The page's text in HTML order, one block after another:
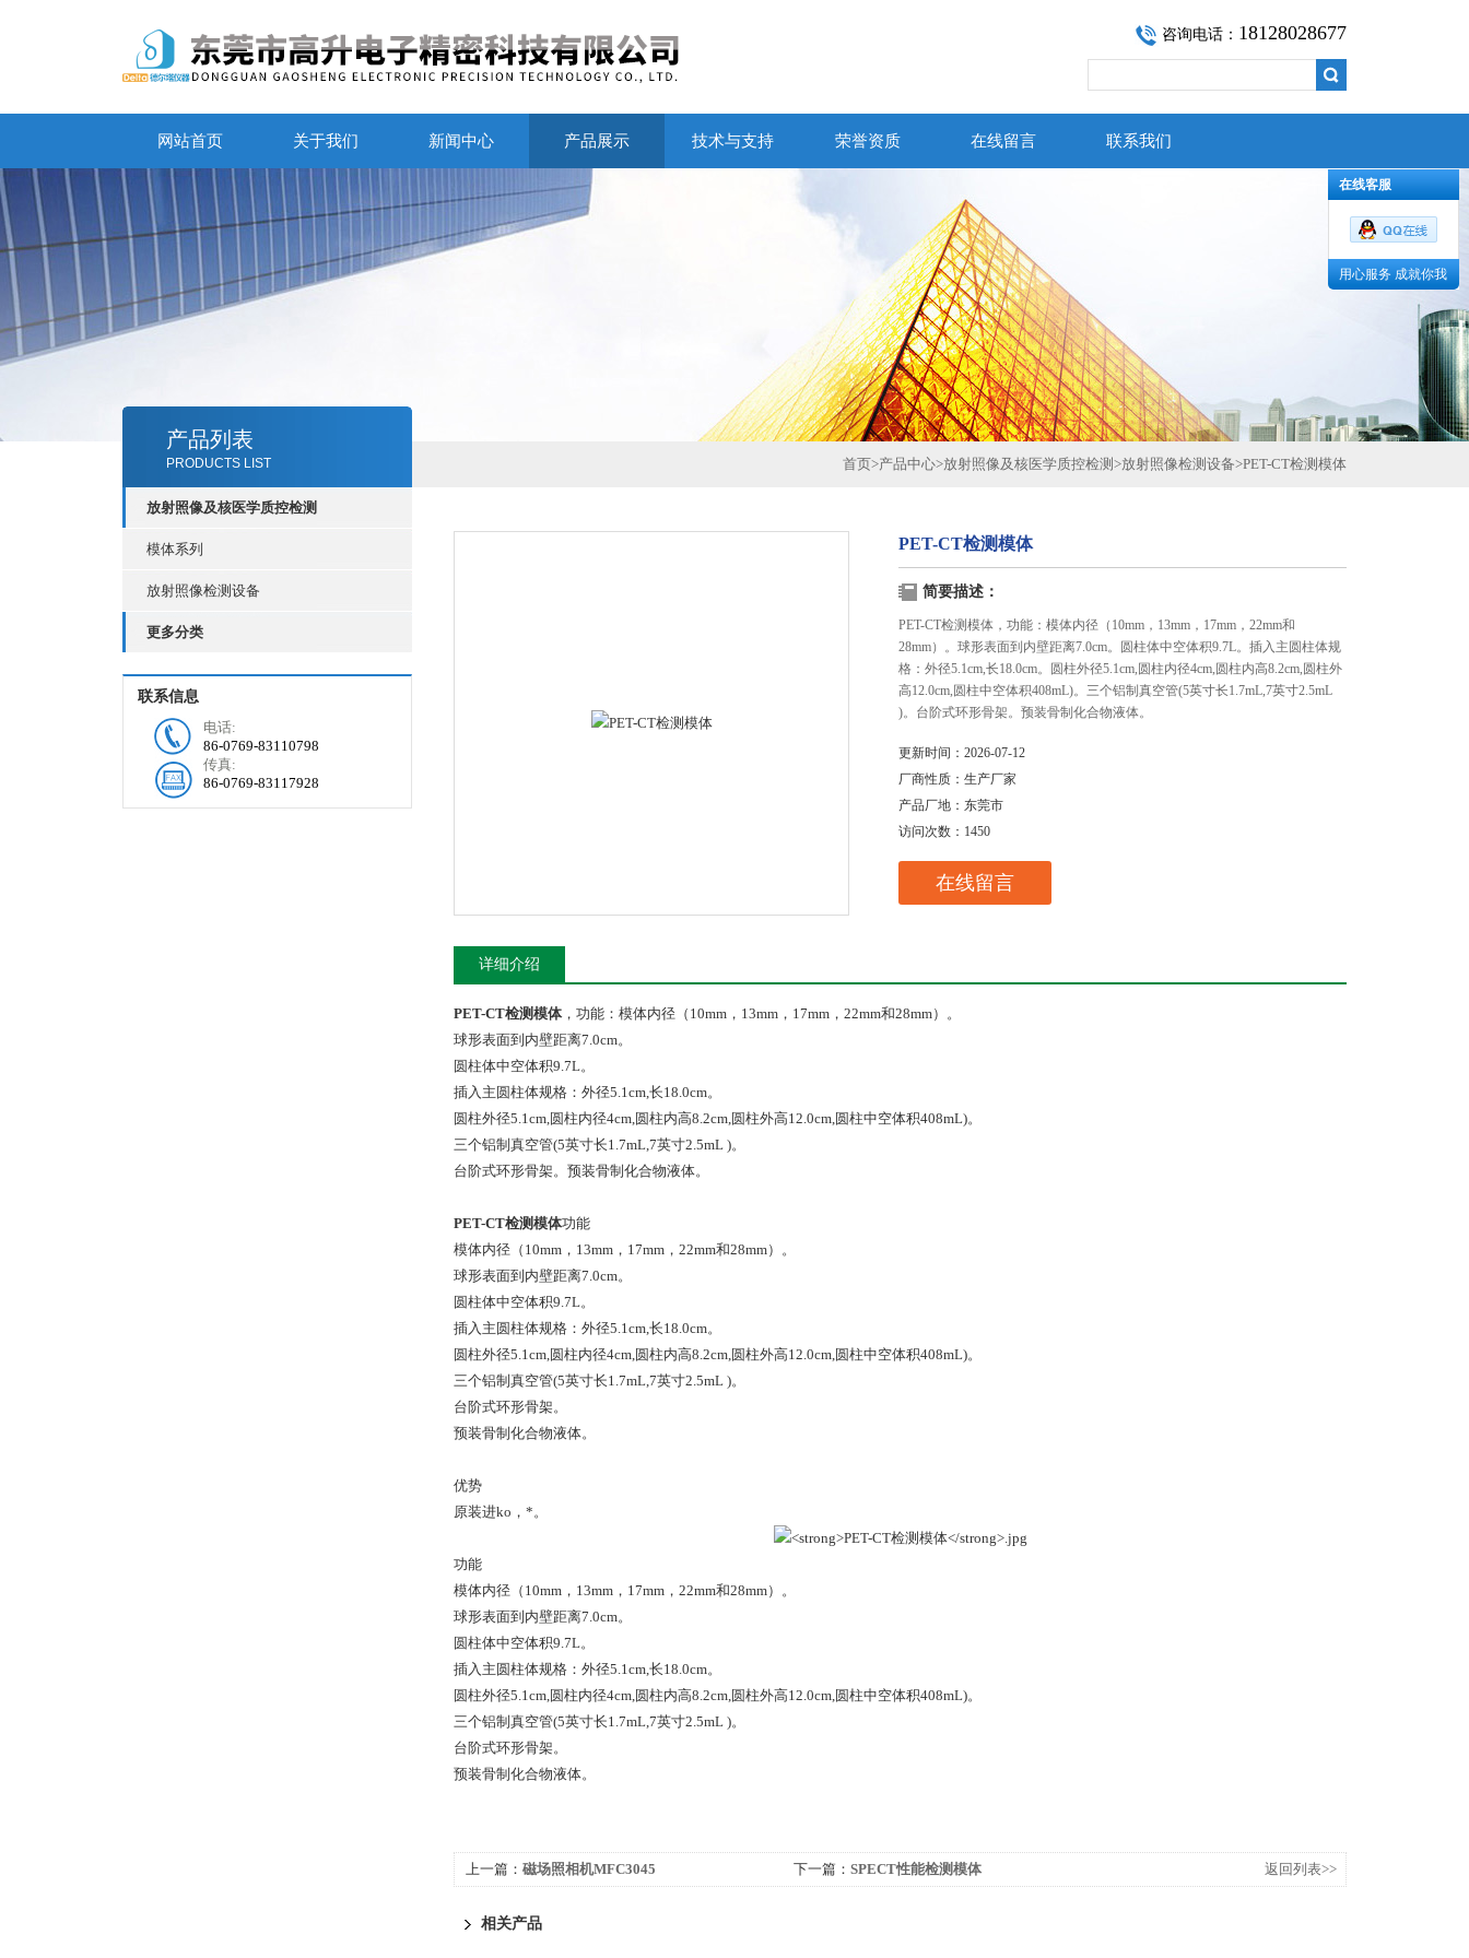
咨询电话： 18128028677
网站首页 关于我们 新闻中心 产品展示 技术与支持 荣誉资质 在线留言 联系我们
产品列表
PRODUCTS LIST
放射照像及核医学质控检测
模体系列
放射照像检测设备
更多分类
联系信息
电话:
86-0769-83110798
传真:
86-0769-83117928
首页>产品中心>放射照像及核医学质控检测 >放射照像检测设备>PET-CT检测模体
PET-CT检测模体
简要描述：
PET-CT检测模体，功能：模体内径（10mm，13mm，17mm，22mm和
28mm）。球形表面到内壁距离7.0cm。圆柱体中空体积9.7L。插入主圆柱体规
格：外径5.1cm,长18.0cm。圆柱外径5.1cm,圆柱内径4cm,圆柱内高8.2cm,圆柱外
高12.0cm,圆柱中空体积408mL)。三个铝制真空管(5英寸长1.7mL,7英寸2.5mL
)。台阶式环形骨架。预装骨制化合物液体。
更新时间： 2026-07-12
厂商性质： 生产厂家
产品厂地： 东莞市
访问次数： 1450
在线留言
详细介绍
PET-CT检测模体，功能：模体内径（10mm，13mm，17mm，22mm和28mm）。
球形表面到内壁距离7.0cm。
圆柱体中空体积9.7L。
插入主圆柱体规格：外径5.1cm,长18.0cm。
圆柱外径5.1cm,圆柱内径4cm,圆柱内高8.2cm,圆柱外高12.0cm,圆柱中空体积408mL)。
三个铝制真空管(5英寸长1.7mL,7英寸2.5mL )。
台阶式环形骨架。预装骨制化合物液体。
PET-CT检测模体功能
模体内径（10mm，13mm，17mm，22mm和28mm）。
球形表面到内壁距离7.0cm。
圆柱体中空体积9.7L。
插入主圆柱体规格：外径5.1cm,长18.0cm。
圆柱外径5.1cm,圆柱内径4cm,圆柱内高8.2cm,圆柱外高12.0cm,圆柱中空体积408mL)。
三个铝制真空管(5英寸长1.7mL,7英寸2.5mL )。
台阶式环形骨架。
预装骨制化合物液体。
优势
原装进ko，*。
功能
模体内径（10mm，13mm，17mm，22mm和28mm）。
球形表面到内壁距离7.0cm。
圆柱体中空体积9.7L。
插入主圆柱体规格：外径5.1cm,长18.0cm。
圆柱外径5.1cm,圆柱内径4cm,圆柱内高8.2cm,圆柱外高12.0cm,圆柱中空体积408mL)。
三个铝制真空管(5英寸长1.7mL,7英寸2.5mL )。
台阶式环形骨架。
预装骨制化合物液体。
上一篇： 磁场照相机MFC3045 下一篇： SPECT性能检测模体 返回列表>>
相关产品
在线客服
用心服务 成就你我